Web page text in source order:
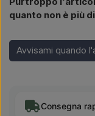
quanto non è più
Avvisami quando
Consegna